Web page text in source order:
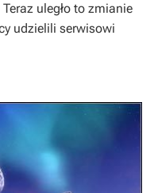
uległo to zmianie
udzielili serwisowi